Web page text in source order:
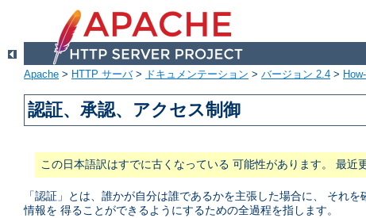
Apache > HTTP サーバ> ドキュメンテーション > バージョン 2.4 >
認証、承認、アクセス制御
この日本語訳はすでに古くなっている 可能性があります。 最近
「認証」とは、誰かが自分は誰であるかを主張した場合に、 それ
情報を 得ることができるようにするための全過程を指します。